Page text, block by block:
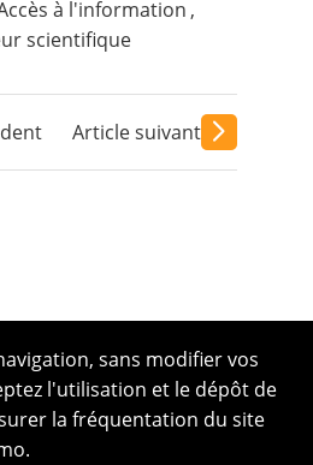
à l'information ,
scientifique
Article suivant
sans modifier vos
l'utilisation et le dépôt de
la fréquentation du site